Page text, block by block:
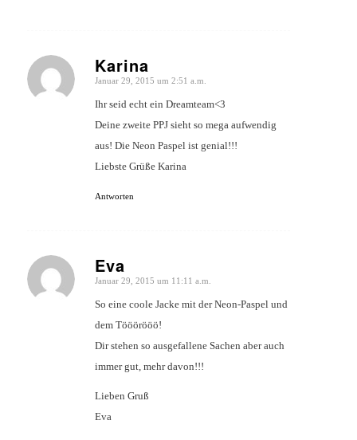
Karina
sagte:
Januar 29, 2015 um 2:51 a.m.
Ihr seid echt ein Dreamteam<3
Deine zweite PPJ sieht so mega aufwendig
aus! Die Neon Paspel ist genial!!!
Liebste Grüße Karina
Antworten
Eva
sagte:
Januar 29, 2015 um 11:11 a.m.
So eine coole Jacke mit der Neon-Paspel und
dem Tööörööö!
Dir stehen so ausgefallene Sachen aber auch
immer gut, mehr davon!!!
Lieben Gruß
Eva